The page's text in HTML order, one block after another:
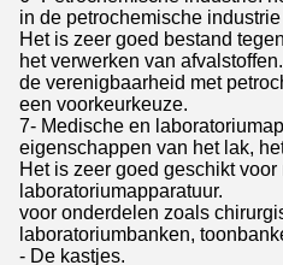
in de petrochemische industrie
Het is zeer goed bestand
het verwerken van afvalstoffen.
de verenigbaarheid met
een voorkeurkeuze.
7- Medische en
eigenschappen van het lak,
Het is zeer goed geschikt voor
laboratoriumapparatuur.
voor onderdelen zoals
laboratoriumbanken,
- De kastjes.